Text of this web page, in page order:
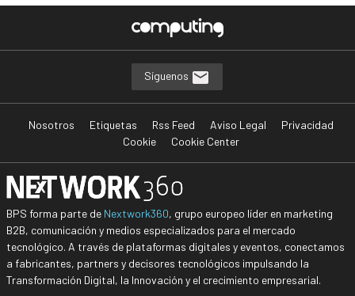
Síguenos
Nosotros Etiquetas Rss Feed Aviso Legal
Privacidad
Cookie
Cookie Center
BPS forma parte de Nextwork360, grupo europeo líder en marketing
B2B, comunicación y medios especializados para el mercado
tecnológico. A través de plataformas digitales y eventos, conectamos
a fabricantes, partners y decisores tecnológicos impulsando la
Transformación Digital, la Innovación y el crecimiento empresarial.